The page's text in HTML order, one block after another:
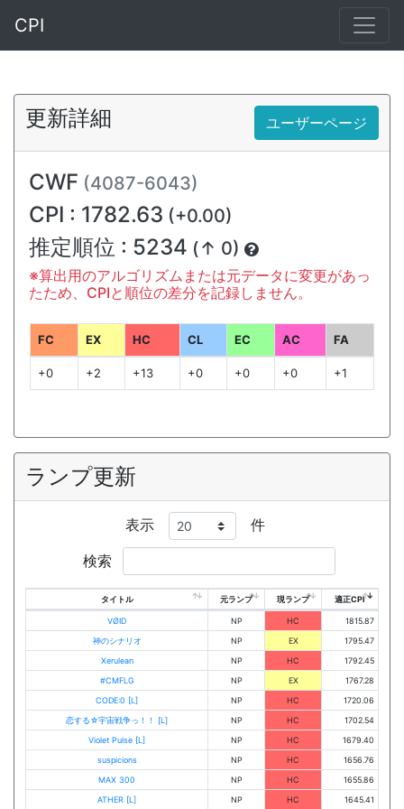
CPI
更新詳細 ユーザーページ
CWF (4087-6043)
CPI : 1782.63 (+0.00)
推定順位 : 5234 (↑ 0)
※算出用のアルゴリズムまたは元データに変更があっ
たため、CPIと順位の差分を記録しません。
FC EX HC CL EC AC FA
+0 +2 +13 +0 +0 +0 +1
ランプ更新
表示 件
検索
タイトル 元ランプ 現ランプ 適正CPI
VØID NP HC
1815.87
神のシナリオ
NP EX
1795.47
Xerulean
NP HC
1792.45
#CMFLG
NP EX
1767.28
CODE:0 [L]
NP HC
1720.06
恋する☆宇宙戦争っ！！ [L]
NP HC
1702.54
Violet Pulse [L]
NP HC
1679.40
suspicions
NP HC
1656.76
MAX 300
NP HC
1655.86
ATHER [L]
NP HC 1645.41